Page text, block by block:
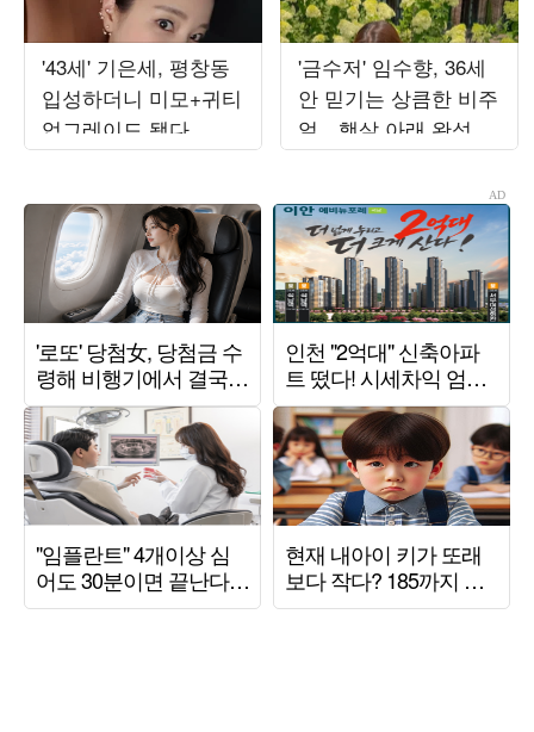
'43세' 기은세, 평창동
입성하더니 미모+귀티
업그레이드 됐다…압
도적 우아함
'금수저' 임수향, 36세
안 믿기는 상큼한 비주
얼…햇살 아래 완성한
그림 같은 미모